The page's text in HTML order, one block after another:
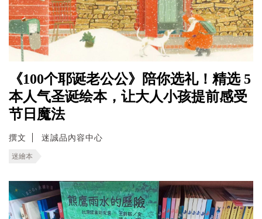
《100个耶诞老公公》陪你选礼！精选 5
本人气圣诞绘本，让大人小孩提前感受
节日魔法
撰文 迷誠品內容中心
迷繪本